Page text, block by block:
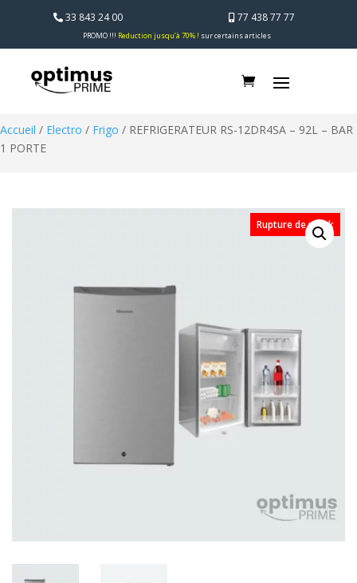
33 843 24 00 77 438 77 77
PROMO !!! Reduction jusqu’à 70% ! sur certains articles
Accueil / Electro / Frigo / REFRIGERATEUR RS-12DR4SA – 92L – BAR
1 PORTE
Rupture de stock